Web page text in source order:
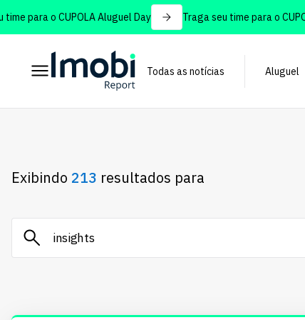
para o CUPOLA Aluguel Day Traga seu time para o CUPOLA
Todas as notícias Aluguel
Exibindo 213 resultados para